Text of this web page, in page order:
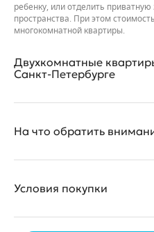
ребенку, или отделить
пространства. При этом
многокомнатной квартиры.
Двухкомнатные
Санкт-Петербурге
двухкомнатных квартир в
евроформате, с гардеробными
начинается от 55 квадратных
На что обратить
критерий при выборе. Намного
Условия покупки